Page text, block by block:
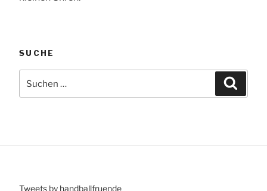
SUCHE
nach:
Tweets by handballfruende